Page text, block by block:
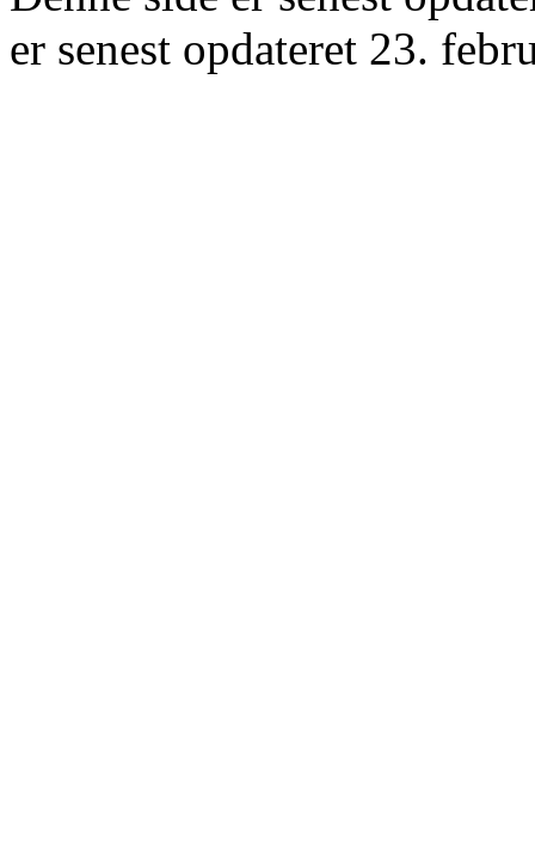
er senest opdateret 23.